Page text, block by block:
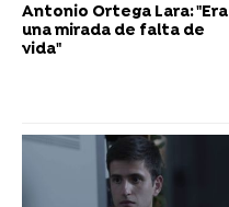
Antonio Ortega Lara: "Era
una mirada de falta de
vida"